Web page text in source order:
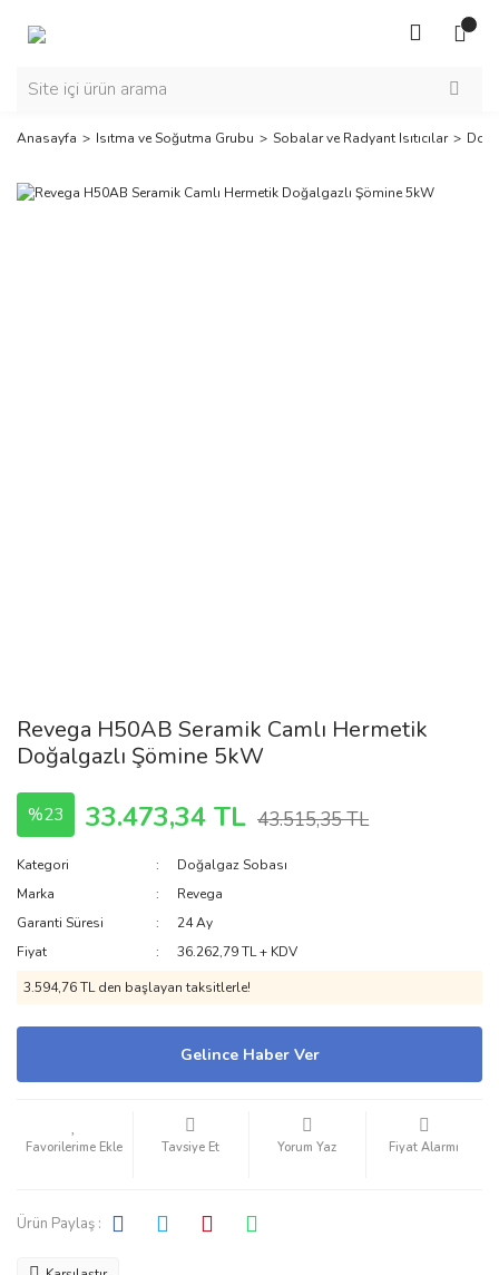
Anasayfa Isıtma ve Soğutma Grubu Sobalar ve Radyant Isıtıcılar
Revega H50AB Seramik Camlı Hermetik
Doğalgazlı Şömine 5kW
%23 33.473,34 TL 43.515,35 TL
Kategori
Doğalgaz Sobası
Marka
Revega
Garanti Süresi
24 Ay
Fiyat
36.262,79 TL + KDV
3.594,76 TL den başlayan taksitlerle!
Gelince Haber Ver
Tavsiye Et Yorum Yaz Fiyat Alarmı
Ürün Paylaş :